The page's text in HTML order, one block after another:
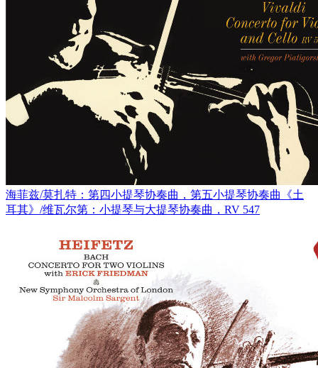
海菲兹/莫扎特：第四小提琴协奏曲，第五小提琴协奏曲《土
耳其》/维瓦尔第：小提琴与大提琴协奏曲，RV 547